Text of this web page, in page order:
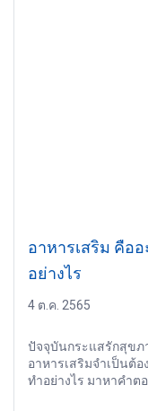
อาหารเสริม คือ
อย่างไร
4 ต.ค. 2565
ปัจจุบันกระแสรักสุขภ
อาหารเสริมจำเป็นต้
ทำอย่างไร มาหาคำต